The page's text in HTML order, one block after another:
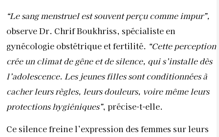
“Le sang menstruel est souvent perçu comme impur”,
observe Dr. Chrif Boukhriss, spécialiste en
gynécologie obstétrique et fertilité. “Cette perception
crée un climat de gêne et de silence, qui s’installe dès
l’adolescence. Les jeunes filles sont conditionnées à
cacher leurs règles, leurs douleurs, voire même leurs
protections hygiéniques”, précise-t-elle.
Ce silence freine l’expression des femmes sur leurs